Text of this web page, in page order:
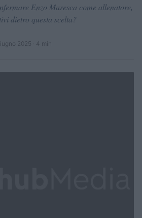
Enzo Maresca come allenatore,
dietro questa scelta?
2025 · 4 min